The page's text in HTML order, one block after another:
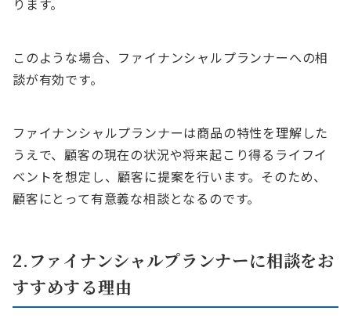
ります。
このような場合、ファイナンシャルプランナーへの相
談が有効です。
ファイナンシャルプランナーは商品の特性を理解した
うえで、顧客の現在の状況や将来起こり得るライフイ
ベントを想定し、顧客に提案を行います。そのため、
顧客にとって有意義な相談となるのです。
2.ファイナンシャルプランナーに相談をお
すすめする理由